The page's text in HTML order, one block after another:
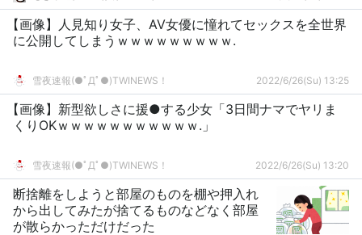
【画像】人見知り女子、AV女優に憧れてセックスを全世界
に公開してしまうｗｗｗｗｗｗｗｗｗ.
雪夜速報(●ﾟДﾟ●)TWINEWS！ 2022/6/26(Su) 13:25
【画像】新型欲しさに援●する少女「3日間ナマでヤリま
くりOKｗｗｗｗｗｗｗｗｗｗｗ.」
雪夜速報(●ﾟДﾟ●)TWINEWS！ 2022/6/26(Su) 13:20
断捨離をしようと部屋のものを棚や押入れ
から出してみたが捨てるものなどなく部屋
が散らかっただけだった